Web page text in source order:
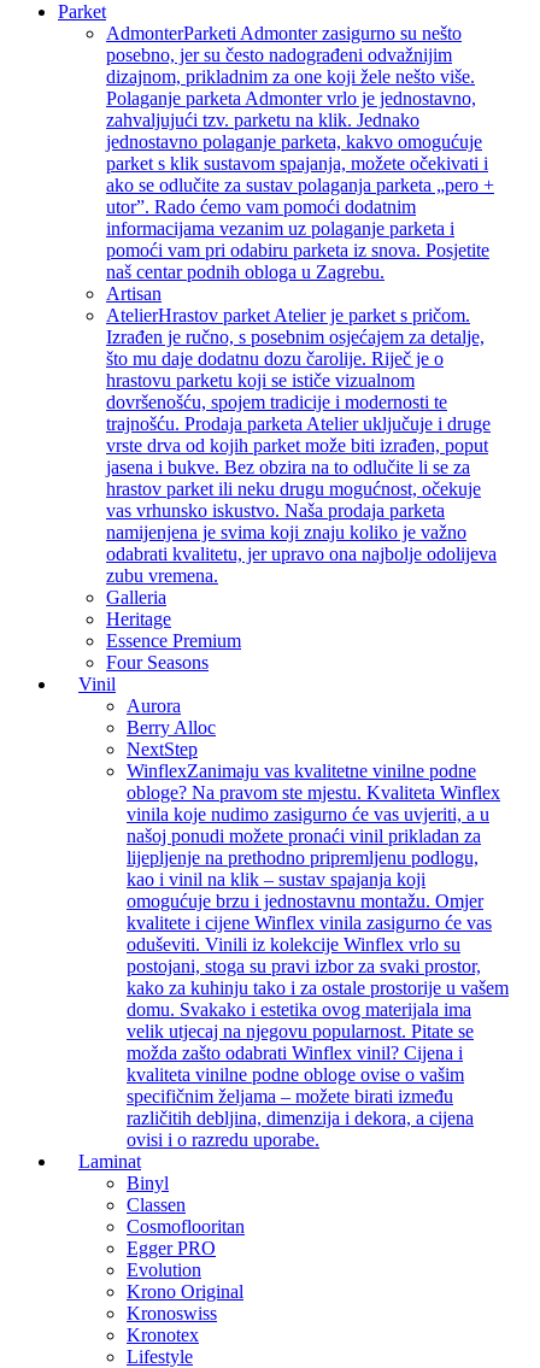
Parket
AdmonterParketi Admonter zasigurno su nešto
posebno, jer su često nadograđeni odvažnijim
dizajnom, prikladnim za one koji žele nešto više.
Polaganje parketa Admonter vrlo je jednostavno,
zahvaljujući tzv. parketu na klik. Jednako
jednostavno polaganje parketa, kakvo omogućuje
parket s klik sustavom spajanja, možete očekivati i
ako se odlučite za sustav polaganja parketa „pero +
utor”. Rado ćemo vam pomoći dodatnim
informacijama vezanim uz polaganje parketa i
pomoći vam pri odabiru parketa iz snova. Posjetite
naš centar podnih obloga u Zagrebu.
Artisan
AtelierHrastov parket Atelier je parket s pričom.
Izrađen je ručno, s posebnim osjećajem za detalje,
što mu daje dodatnu dozu čarolije. Riječ je o
hrastovu parketu koji se ističe vizualnom
dovršenošću, spojem tradicije i modernosti te
trajnošću. Prodaja parketa Atelier uključuje i druge
vrste drva od kojih parket može biti izrađen, poput
jasena i bukve. Bez obzira na to odlučite li se za
hrastov parket ili neku drugu mogućnost, očekuje
vas vrhunsko iskustvo. Naša prodaja parketa
namijenjena je svima koji znaju koliko je važno
odabrati kvalitetu, jer upravo ona najbolje odolijeva
zubu vremena.
Galleria
Heritage
Essence Premium
Four Seasons
Vinil
Aurora
Berry Alloc
NextStep
WinflexZanimaju vas kvalitetne vinilne podne
obloge? Na pravom ste mjestu. Kvaliteta Winflex
vinila koje nudimo zasigurno će vas uvjeriti, a u
našoj ponudi možete pronaći vinil prikladan za
lijepljenje na prethodno pripremljenu podlogu,
kao i vinil na klik – sustav spajanja koji
omogućuje brzu i jednostavnu montažu. Omjer
kvalitete i cijene Winflex vinila zasigurno će vas
oduševiti. Vinili iz kolekcije Winflex vrlo su
postojani, stoga su pravi izbor za svaki prostor,
kako za kuhinju tako i za ostale prostorije u vašem
domu. Svakako i estetika ovog materijala ima
velik utjecaj na njegovu popularnost. Pitate se
možda zašto odabrati Winflex vinil? Cijena i
kvaliteta vinilne podne obloge ovise o vašim
specifičnim željama – možete birati između
različitih debljina, dimenzija i dekora, a cijena
ovisi i o razredu uporabe.
Laminat
Binyl
Classen
Cosmoflooritan
Egger PRO
Evolution
Krono Original
Kronoswiss
Kronotex
Lifestyle